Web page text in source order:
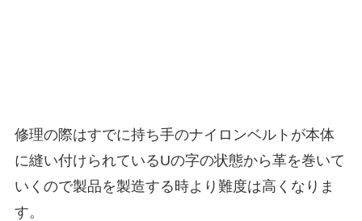
修理の際はすでに持ち手のナイロンベルトが本体
に縫い付けられているUの字の状態から革を巻いて
いくので製品を製造する時より難度は高くなりま
す。